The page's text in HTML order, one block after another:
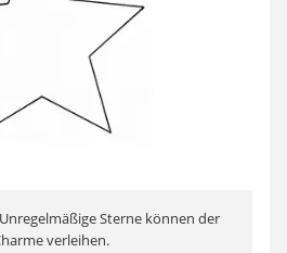
Sterne können der
verleihen.